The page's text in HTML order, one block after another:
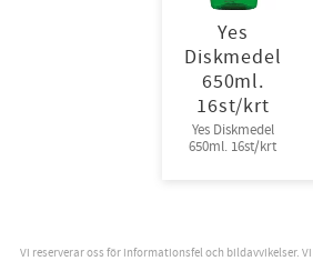
Yes
Diskmedel
650ml.
16st/krt
Yes Diskmedel
650ml. 16st/krt
Vi reserverar oss för informationsfel och bildavvikelser.